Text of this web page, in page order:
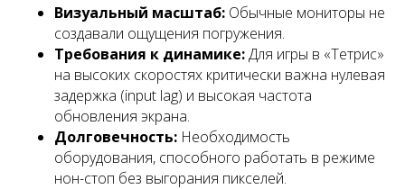
Визуальный масштаб: Обычные мониторы не
создавали ощущения погружения.
Требования к динамике:Для игры в «Тетрис»
на высоких скоростях критически важна нулевая
задержка (input lag) и высокая частота
обновления экрана.
Долговечность: Необходимость
оборудования, способного работать в режиме
нон-стоп без выгорания пикселей.